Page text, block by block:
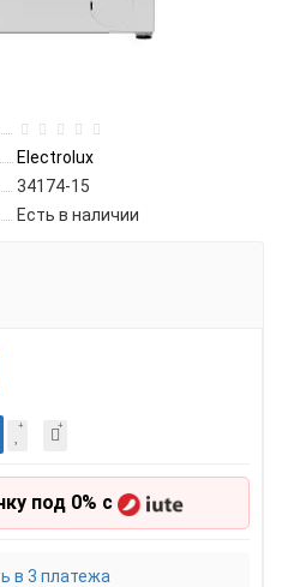
Electrolux
34174-15
Есть в наличии
под 0% с
в 3 платежа